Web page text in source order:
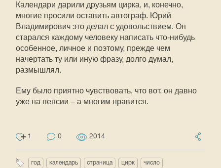
Календари дарили друзьям цирка, и, конечно,
многие просили оставить автограф. Юрий
Владимирович это делал с удовольствием. Он
старался каждому человеку написать что-нибудь
особенное, личное и поэтому, прежде чем
начертать ту или иную фразу, долго думал,
размышлял.
Ему было приятно чувствовать, что вот, он давно
уже на пенсии – а многим нравится.
1 0 2014
год календарь страница цирк число